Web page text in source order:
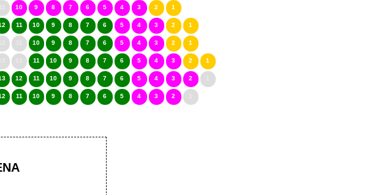
10 9 8 7 6 5 4 3 2 1
11 10 9 8 7 6 5 4 3 2 1
10 9 8 7 6 5 4 3 2 1
11 10 9 8 7 6 5 4 3 2 1
12 11 10 9 8 7 6 5 4 3 2
11 10 9 8 7 6 5 4 3 2